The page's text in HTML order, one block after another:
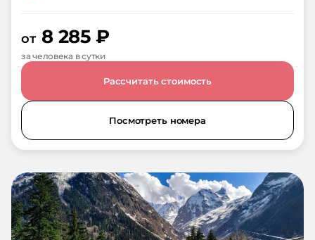
от 8 285₽
за человека в сутки
Рассчитать стоимость
Посмотреть номера